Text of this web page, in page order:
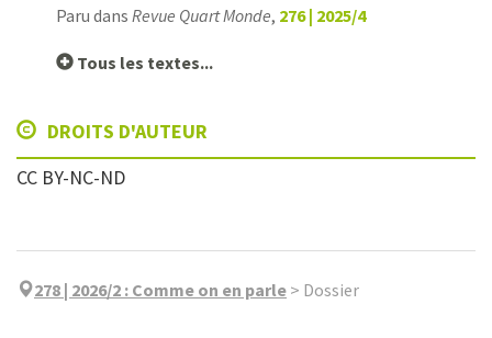
Paru dans Revue Quart Monde, 276 | 2025/4
Tous les textes...
DROITS D'AUTEUR
CC BY-NC-ND
278 | 2026/2 : Comme on en parle > Dossier